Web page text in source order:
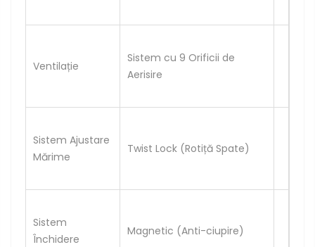
Ventilație
Sistem cu 9 Orificii de
Aerisire
Sistem Ajustare
Mărime
Twist Lock (Rotiță Spate)
Sistem
Închidere
Magnetic (Anti-ciupire)